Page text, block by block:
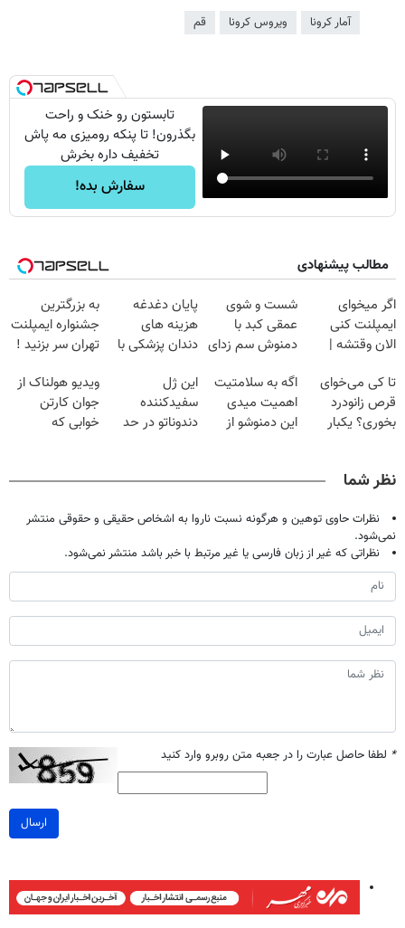
آمار کرونا ویروس کرونا قم
تابستون رو خنک و راحت
بگذرون! تا پنکه رومیزی مه پاش
تخفیف داره بخرش
سفارش بده!
مطالب پیشنهادی
اگر میخوای
ایمپلنت کنی
الان وقتشه |
میلیون تومان!!!
شست و شوی
عمقی کبد با
دمنوش سم زدای
پایان دغدغه
هزینه های
دندان پزشکی با
خانگی
به بزرگترین
جشنواره ایمپلنت
تهران سر بزنید !
میلیون !
تا کی می‌خوای
قرص زانودرد
بخوری؟ یکبار
اگه به سلامتیت
اهمیت میدی
این دمنوشو از
این ژل
سفیدکننده
دندوناتو در حد
(40%تخفیف)
ویدیو هولناک از
جوان کارتن
خوابی که
نظر شما
نظرات حاوی توهین و هرگونه نسبت ناروا به اشخاص حقیقی و حقوقی منتشر
نمی‌شود.
نظراتی که غیر از زبان فارسی یا غیر مرتبط با خبر باشد منتشر نمی‌شود.
* لطفا حاصل عبارت را در جعبه متن روبرو وارد کنید
ارسال